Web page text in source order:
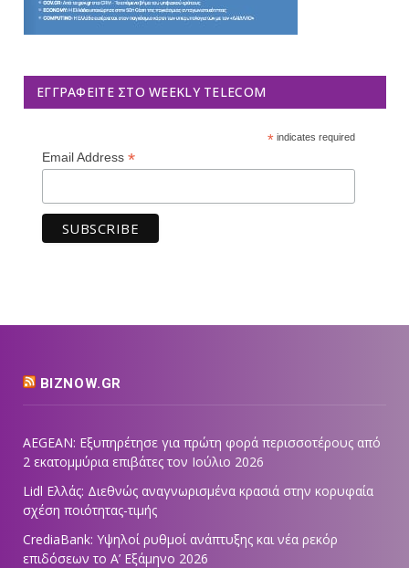
ΕΓΓΡΑΦΕΊΤΕ ΣΤΟ WEEKLY TELECOM
*indicates required
Email Address *
BIZNOW.GR
AEGEAN: Εξυπηρέτησε για πρώτη φορά περισσοτέρους από
2 εκατομμύρια επιβάτες τον Ιούλιο 2026
Lidl Ελλάς: Διεθνώς αναγνωρισμένα κρασιά στην κορυφαία
σχέση ποιότητας-τιμής
CrediaBank: Υψηλοί ρυθμοί ανάπτυξης και νέα ρεκόρ
επιδόσεων το Α’ Εξάμηνο 2026